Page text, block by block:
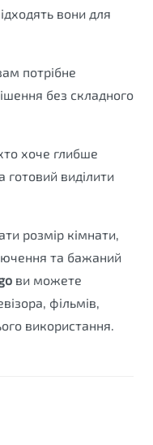
вони для
потрібне
без складного
хоче глибше
готовий виділити
розмір кімнати,
та бажаний
ви можете
фільмів,
використання.